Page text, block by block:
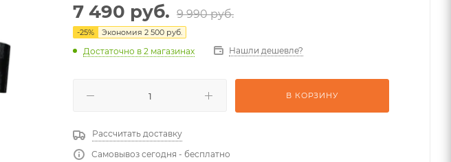
7 490 руб. 9 990руб.
-25% Экономия 2 500 руб.
Достаточно в 2 магазинах Нашли дешевле?
В КОРЗИНУ
Рассчитать доставку
Самовывоз сегодня - бесплатно